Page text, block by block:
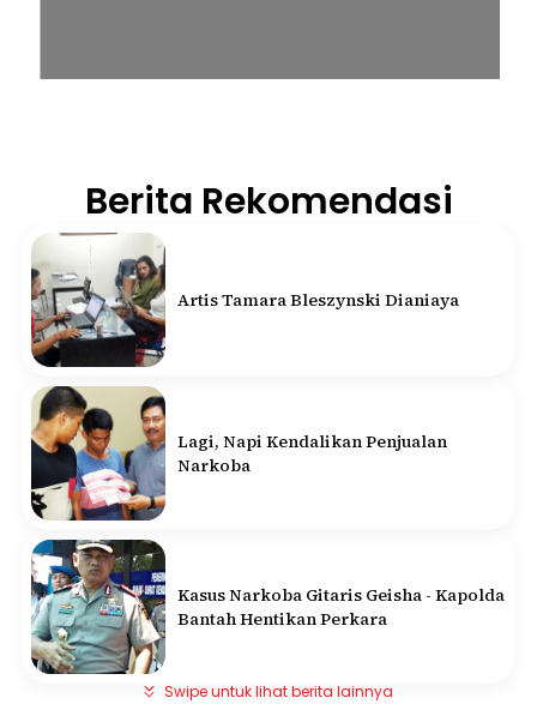
Berita Rekomendasi
Artis Tamara Bleszynski Dianiaya
Lagi, Napi Kendalikan Penjualan
Narkoba
Kasus Narkoba Gitaris Geisha - Kapolda
Bantah Hentikan Perkara
Swipe untuk lihat berita lainnya